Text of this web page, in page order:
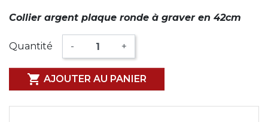
Collier argent plaque ronde à graver en 42cm
Quantité - +
 AJOUTER AU PANIER